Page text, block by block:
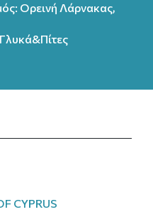
Ορεινή Λάρνακας,
CYPRUS